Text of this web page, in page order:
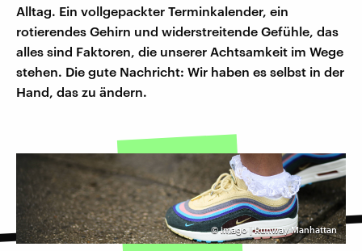
Alltag. Ein vollgepackter Terminkalender, ein
rotierendes Gehirn und widerstreitende Gefühle, das
alles sind Faktoren, die unserer Achtsamkeit im Wege
stehen. Die gute Nachricht: Wir haben es selbst in der
Hand, das zu ändern.
©imago | Runway Manhattan